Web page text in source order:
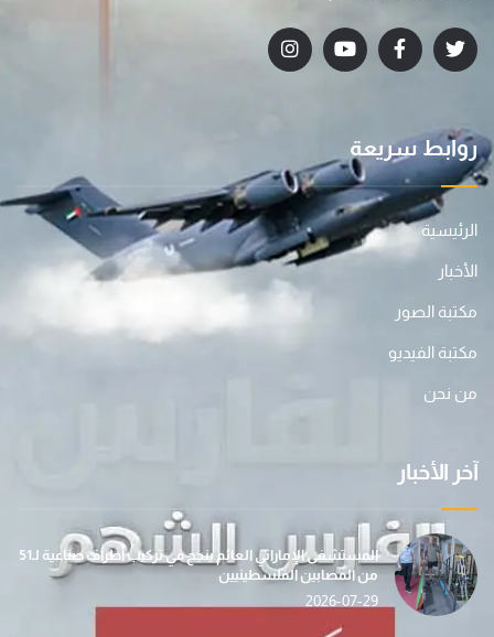
روابط سريعة
الرئيسية
الأخبار
مكتبة الصور
مكتبة الفيديو
من نحن
آخر الأخبار
المستشفى الإماراتي العائم ينجح في تركيب أطراف صناعية لـ51
من المصابين الفلسطينيين
2026-07-29